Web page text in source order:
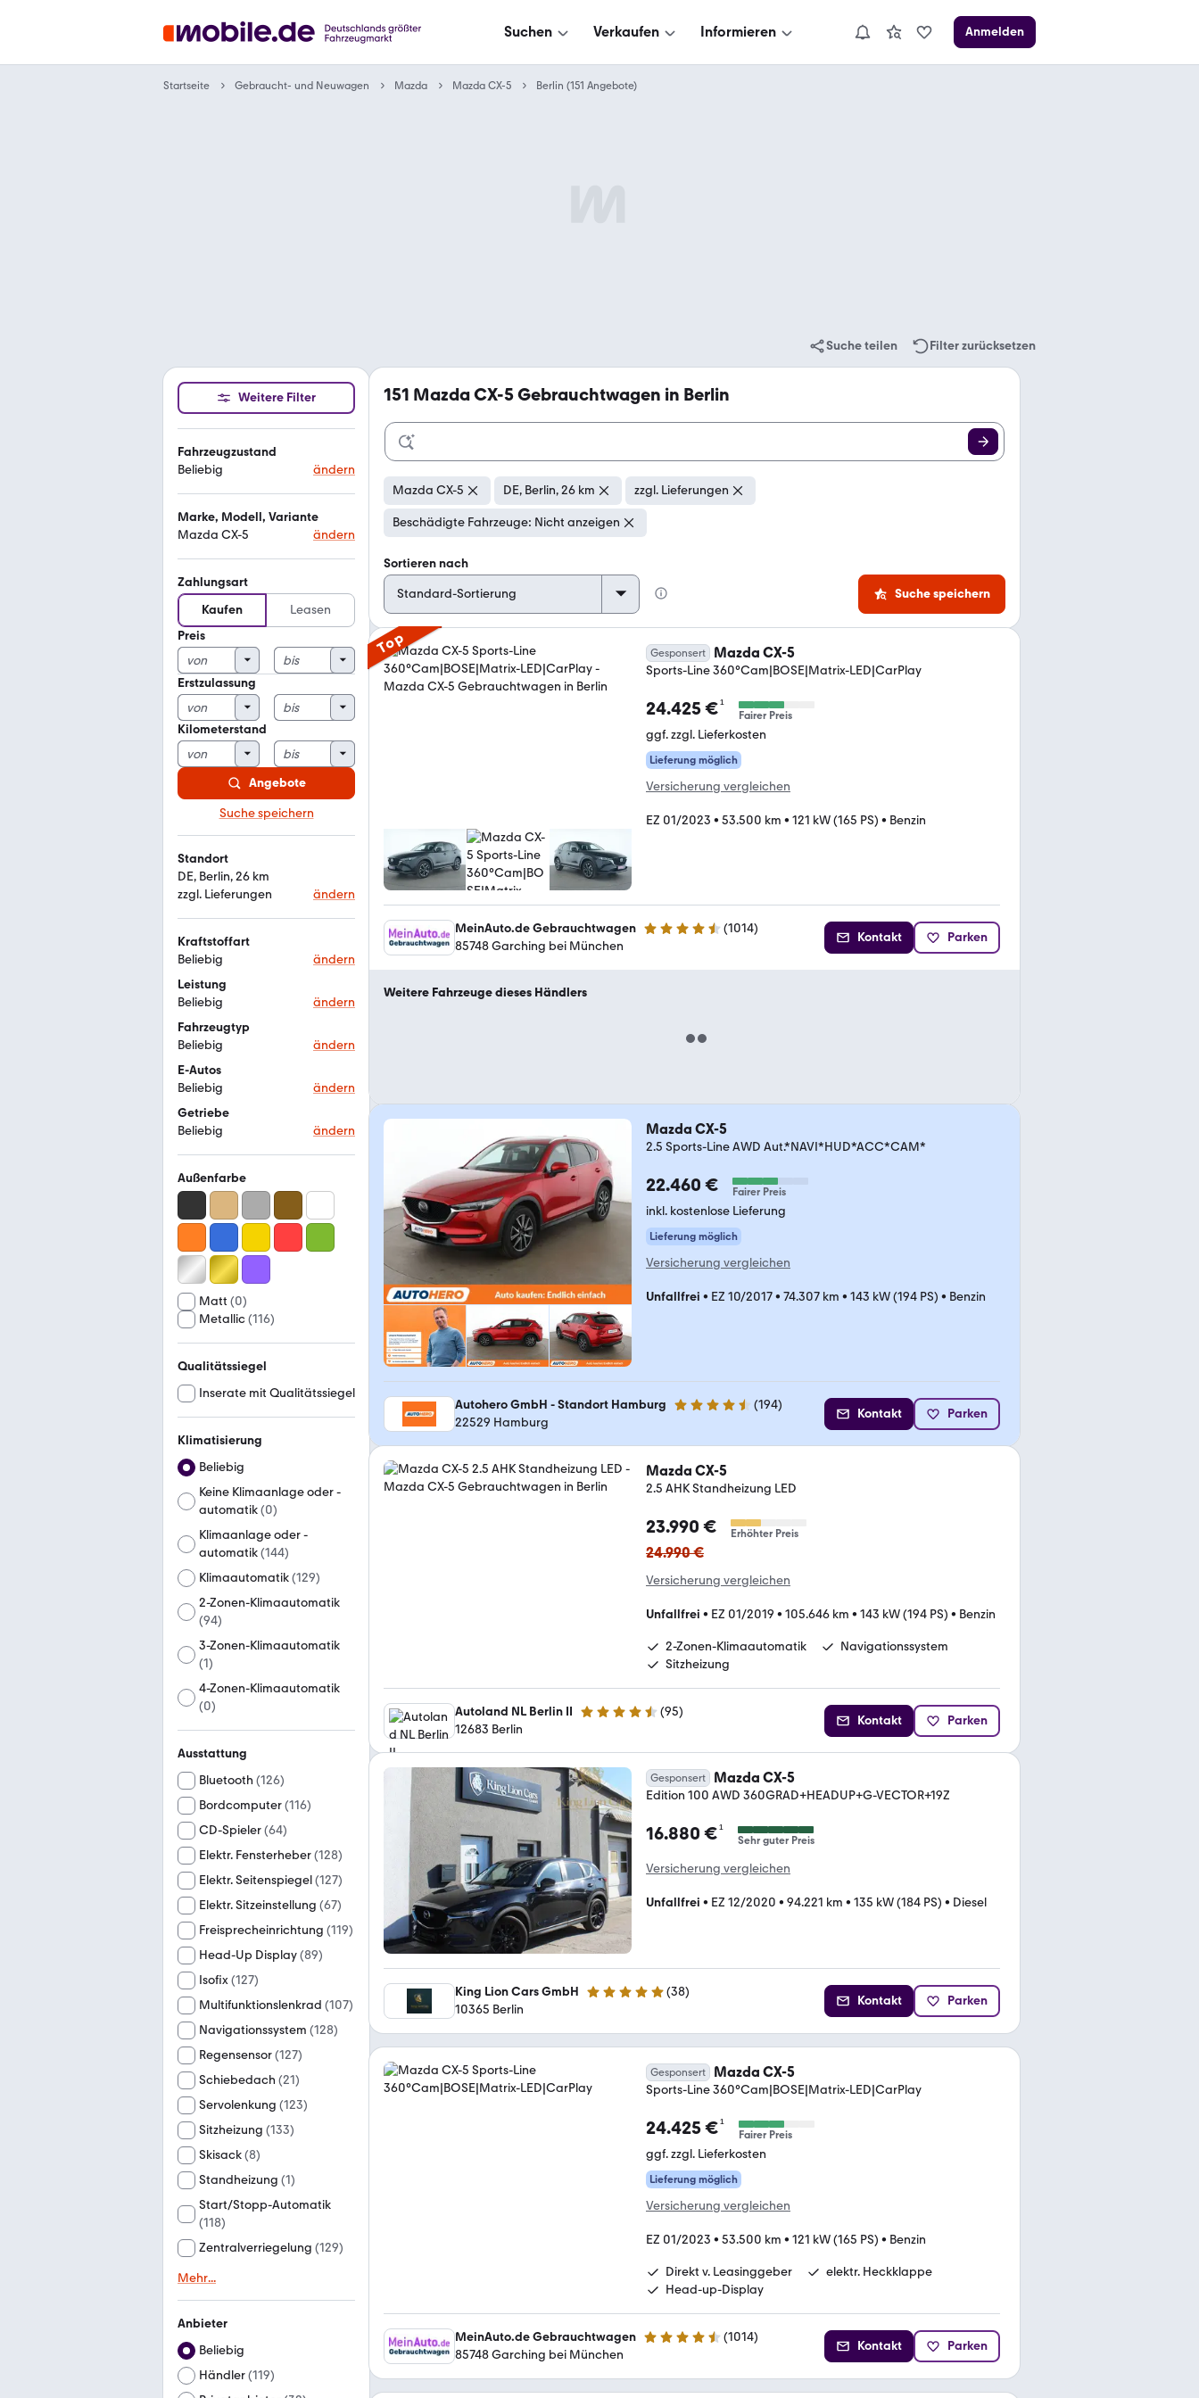
Suchen Verkaufen Informieren Anmelden
Startseite Gebraucht- und Neuwagen Mazda Mazda CX-5 Berlin (151 Angebote)
Suche teilen Filter zurücksetzen
Weitere Filter
Fahrzeugzustand
Beliebig
ändern
Marke, Modell, Variante
Mazda CX-5
ändern
Zahlungsart
Kaufen
Leasen
Preis
Erstzulassung
Kilometerstand
Angebote
Suche speichern
Standort
DE, Berlin, 26 km
zzgl. Lieferungen
ändern
Kraftstoffart
Beliebig
ändern
Leistung
Beliebig
ändern
Fahrzeugtyp
Beliebig
ändern
E-Autos
Beliebig
ändern
Getriebe
Beliebig
ändern
Außenfarbe
Matt (0)
Metallic(116)
Qualitätssiegel
Inserate mit Qualitätssiegel
Klimatisierung
Beliebig
Keine Klimaanlage oder -
automatik(0)
Klimaanlage oder -
automatik(144)
Klimaautomatik(129)
2-Zonen-Klimaautomatik
(94)
3-Zonen-Klimaautomatik
(1)
4-Zonen-Klimaautomatik
(0)
Ausstattung
Bluetooth (126)
Bordcomputer(116)
CD-Spieler(64)
Elektr. Fensterheber(128)
Elektr. Seitenspiegel(127)
Elektr. Sitzeinstellung (67)
Freisprecheinrichtung (119)
Head-Up Display(89)
Isofix(127)
Multifunktionslenkrad (107)
Navigationssystem (128)
Regensensor(127)
Schiebedach (21)
Servolenkung (123)
Sitzheizung (133)
Skisack(8)
Standheizung (1)
Start/Stopp-Automatik
(118)
Zentralverriegelung (129)
Mehr...
Anbieter
Beliebig
Händler(119)
151 Mazda CX-5 Gebrauchtwagen in Berlin
Mazda CX-5 DE, Berlin, 26 km zzgl. Lieferungen
Beschädigte Fahrzeuge: Nicht anzeigen
Sortieren nach
Suche speichern
Top Gesponsert Mazda CX-5
Sports-Line 360°Cam|BOSE|Matrix-LED|CarPlay
24.425 €¹
Fairer Preis
ggf. zzgl. Lieferkosten
Lieferung möglich
Versicherung vergleichen
EZ 01/2023 • 53.500 km • 121 kW (165 PS) • Benzin
MeinAuto.de Gebrauchtwagen 4.6 Sterne (1014)
85748 Garching bei München
Kontakt Parken
Weitere Fahrzeuge dieses Händlers
Mazda CX-5
2.5 Sports-Line AWD Aut.*NAVI*HUD*ACC*CAM*
22.460 € Fairer Preis
inkl. kostenlose Lieferung
Lieferung möglich
Versicherung vergleichen
Unfallfrei • EZ 10/2017• 74.307 km • 143 kW (194 PS) • Benzin
Autohero GmbH - Standort Hamburg 4.6 Sterne (194)
22529 Hamburg
Kontakt Parken
Mazda CX-5
2.5 AHK Standheizung LED
23.990 € Erhöhter Preis
24.990 €
Versicherung vergleichen
Unfallfrei • EZ 01/2019 • 105.646 km • 143 kW (194 PS) • Benzin
2-Zonen-Klimaautomatik
Navigationssystem
Sitzheizung
Autoland NL Berlin II 4.7 Sterne (95)
12683 Berlin
Kontakt Parken
Gesponsert Mazda CX-5
Edition 100 AWD 360GRAD+HEADUP+G-VECTOR+19Z
16.880 €¹
Sehr guter Preis
Versicherung vergleichen
Unfallfrei • EZ 12/2020 • 94.221 km • 135 kW (184 PS) • Diesel
King Lion Cars GmbH 5 Sterne (38)
10365 Berlin
Kontakt Parken
Gesponsert Mazda CX-5
Sports-Line 360°Cam|BOSE|Matrix-LED|CarPlay
24.425 €¹
Fairer Preis
ggf. zzgl. Lieferkosten
Lieferung möglich
Versicherung vergleichen
EZ 01/2023 • 53.500 km • 121 kW (165 PS) • Benzin
Direkt v. Leasinggeber
elektr. Heckklappe
Head-up-Display
MeinAuto.de Gebrauchtwagen 4.6 Sterne (1014)
85748 Garching bei München
Kontakt Parken